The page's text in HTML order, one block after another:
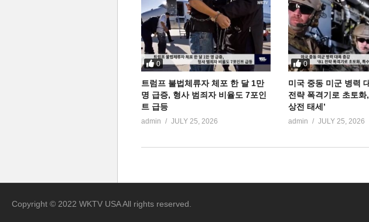
0
트럼프 불법체류자 체포 한 달 1만
명 급증, 형사 범죄자 비율도 7포인
트 급등
admin JULY 25, 2026
0
미국 중동 미군 병력
전략 폭격기로 초토화
상전 태세’
admin JULY 25, 2026
Copyright © 2022 WKTV USA All rights reserved.